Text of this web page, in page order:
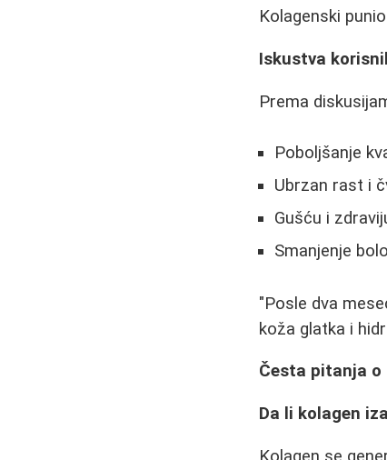
Kolagenski
Iskustva
Prema
Poboljšanje
Ubrzan rast i
Gušću i
Smanjenje
"Posle dva
koža glatka i
Česta pitanja o
Da li kolagen